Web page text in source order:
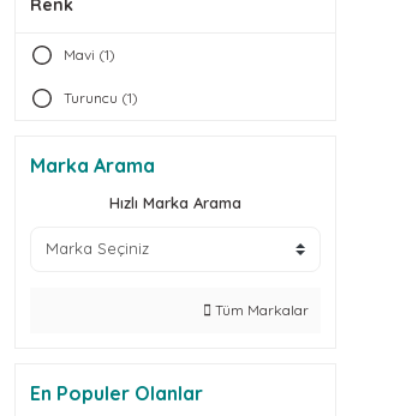
Renk
Mavi (1)
Turuncu (1)
Marka Arama
Hızlı Marka Arama
Tüm Markalar
En Populer Olanlar